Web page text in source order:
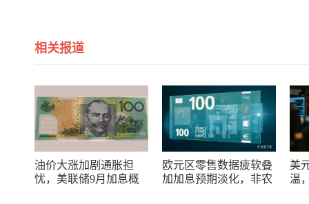
相关报道
油价大涨加剧通胀担
忧，美联储9月加息概
欧元区零售数据疲软叠
加加息预期淡化，非农
美
温